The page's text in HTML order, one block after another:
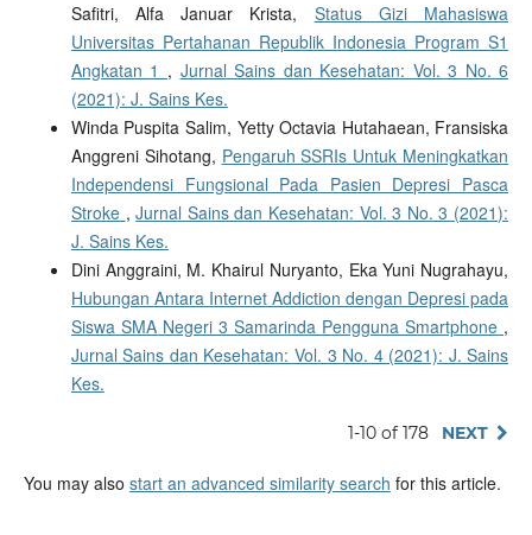
Safitri, Alfa Januar Krista, Status Gizi Mahasiswa
Universitas Pertahanan Republik Indonesia Program S1
Angkatan 1 , Jurnal Sains dan Kesehatan: Vol. 3 No. 6
(2021): J. Sains Kes.
Winda Puspita Salim, Yetty Octavia Hutahaean, Fransiska
Anggreni Sihotang, Pengaruh SSRIs Untuk Meningkatkan
Independensi Fungsional Pada Pasien Depresi Pasca
Stroke ,Jurnal Sains dan Kesehatan: Vol. 3 No. 3 (2021):
J. Sains Kes.
Dini Anggraini, M. Khairul Nuryanto, Eka Yuni Nugrahayu,
Hubungan Antara Internet Addiction dengan Depresi pada
Siswa SMA Negeri 3 Samarinda Pengguna Smartphone ,
Jurnal Sains dan Kesehatan: Vol. 3 No. 4 (2021): J. Sains
Kes.
1-10 of 178 NEXT
You may also start an advanced similarity search for this article.